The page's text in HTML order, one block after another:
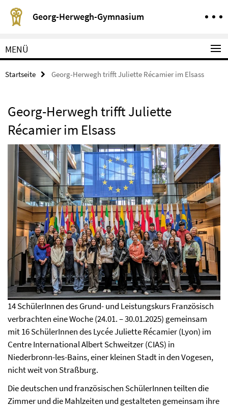
Springe direkt zu Inhalt
Georg-Herwegh-Gymnasium
Service-Navigation
MENÜ
Startseite Georg-Herwegh trifft Juliette Récamier im Elsass
Georg-Herwegh trifft Juliette
Récamier im Elsass
14 SchülerInnen des Grund- und Leistungskurs Französisch
verbrachten eine Woche (24.01. – 30.01.2025) gemeinsam
mit 16 SchülerInnen des Lycée Juliette Récamier (Lyon) im
Centre International Albert Schweitzer (CIAS) in
Niederbronn-les-Bains, einer kleinen Stadt in den Vogesen,
nicht weit von Straßburg.
Die deutschen und französischen SchülerInnen teilten die
Zimmer und die Mahlzeiten und gestalteten gemeinsam ihre